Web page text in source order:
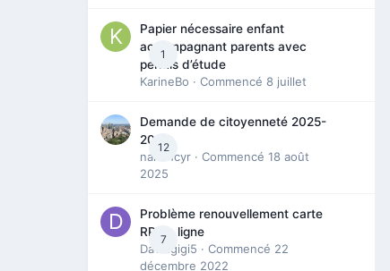
1
Papier nécessaire enfant
accompagnant parents avec
permis d’étude
KarineBo · Commencé 8 juillet
12
Demande de citoyenneté 2025-
2026
nanancyr · Commencé 18 août
2025
7
Problème renouvellement carte
RP en ligne
Davidgigi5 · Commencé 22
décembre 2022